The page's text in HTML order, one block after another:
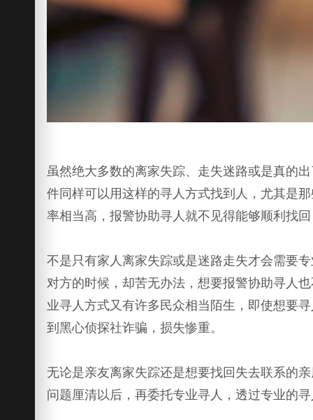
虽然绝大多数的离家失踪、走失迷路或是真的
件同样可以用这样的寻人方式找到人，尤其是
率相当高，报警协助寻人就不见得能够顺利找
不是只有家人离家失踪或是迷路走失才会需要
对方的时候，却苦无办法，想要报警协助寻人
业寻人方式又有许多民众相当陌生，即使想要
到黑心侦探社诈骗，损失惨重。
无论是亲友离家失踪还是想要找回失去联系的
问题厘清以后，再委托专业寻人，透过专业的